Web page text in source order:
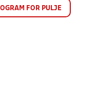
FOR PULJE